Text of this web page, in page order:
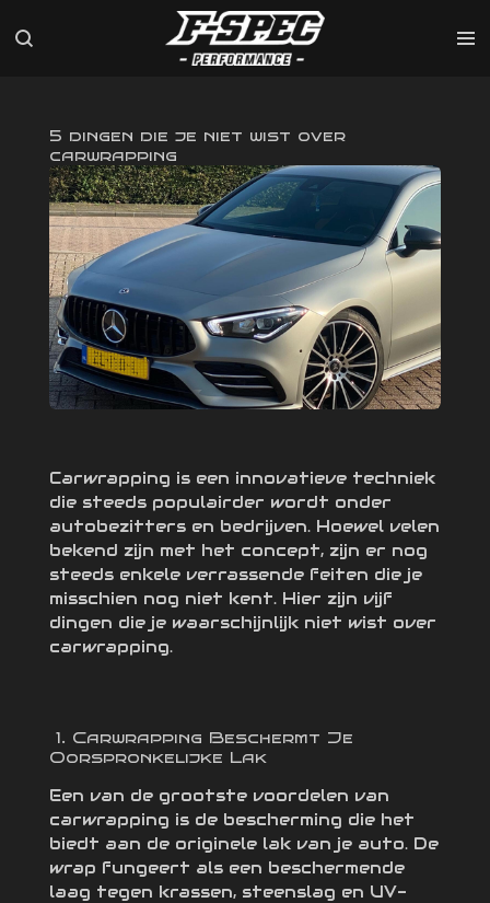
direct
5 dingen die je niet wist over
carwrapping
Carwrapping is een innovatieve techniek
die steeds populairder wordt onder
autobezitters en bedrijven. Hoewel velen
bekend zijn met het concept, zijn er nog
steeds enkele verrassende feiten die je
misschien nog niet kent. Hier zijn vijf
dingen die je waarschijnlijk niet wist over
carwrapping.
1. Carwrapping Beschermt Je
Oorspronkelijke Lak
Een van de grootste voordelen van
carwrapping is de bescherming die het
biedt aan de originele lak van je auto. De
wrap fungeert als een beschermende
laag tegen krassen, steenslag en UV-